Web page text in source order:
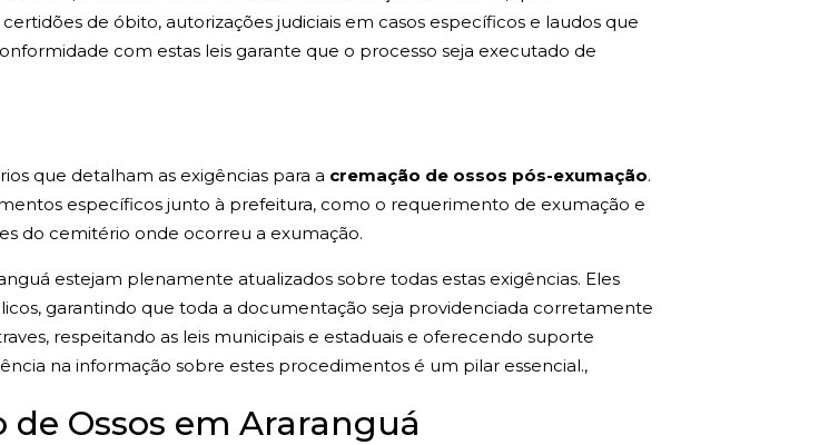
de óbito, autorizações judiciais em casos específicos e laudos que
com estas leis garante que o processo seja executado de
que detalham as exigências para a cremação de ossos pós-exumação.
específicos junto à prefeitura, como o requerimento de exumação e
do cemitério onde ocorreu a exumação.
estejam plenamente atualizados sobre todas estas exigências. Eles
garantindo que toda a documentação seja providenciada corretamente
respeitando as leis municipais e estaduais e oferecendo suporte
na informação sobre estes procedimentos é um pilar essencial.,
de Ossos em Araranguá